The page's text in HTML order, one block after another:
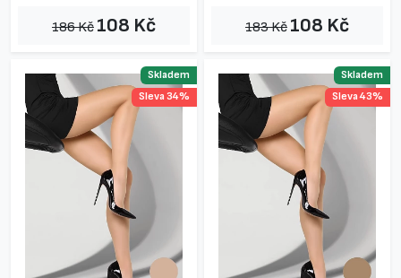
186 Kč 108 Kč 183 Kč 108 Kč
Skladem
Sleva 34%
Skladem
Sleva 43%